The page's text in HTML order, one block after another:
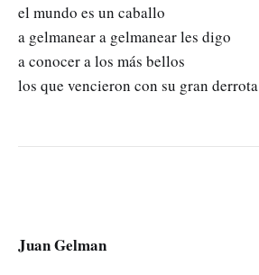
el mundo es un caballo
a gelmanear a gelmanear les digo
a conocer a los más bellos
los que vencieron con su gran derrota
Juan Gelman